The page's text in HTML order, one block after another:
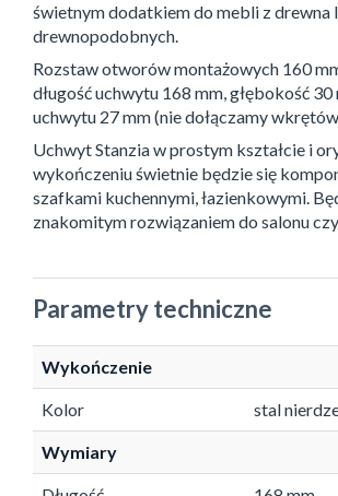
świetnym dodatkiem do mebli z drewna
drewnopodobnych.
Rozstaw otworów montażowych 160
długość uchwytu 168 mm, głębokość
uchwytu 27 mm (nie dołączamy
Uchwyt Stanzia w prostym kształcie i
wykończeniu świetnie będzie się
szafkami kuchennymi, łazienkowymi.
znakomitym rozwiązaniem do salonu
Parametry techniczne
Wykończenie
Kolor stal
Wymiary